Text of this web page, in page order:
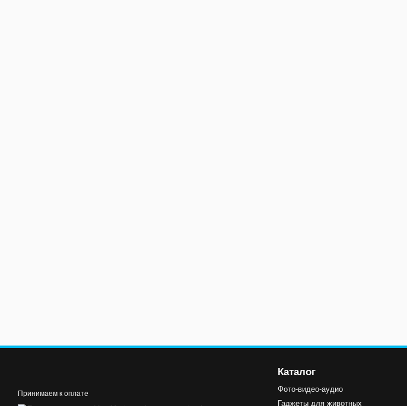
Принимаем к оплате
Каталог
Фото-видео-аудио
Гаджеты для животных